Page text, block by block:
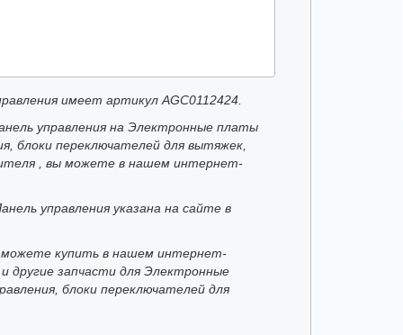
имеет артикул AGC0112424.
управления на Электронные платы
блоки переключателей для вытяжек,
, вы можете в нашем интернет-
управления указана на сайте в
купить в нашем интернет-
другие запчасти для Электронные
блоки переключателей для